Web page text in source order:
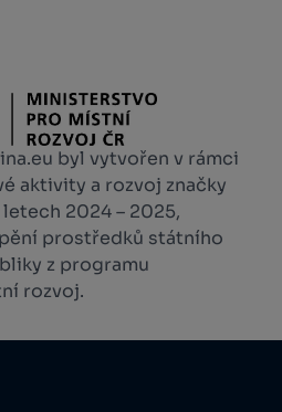
byl vytvořen v rámci
aktivity a rozvoj značky
2024 – 2025,
prostředků státního
z programu
rozvoj.